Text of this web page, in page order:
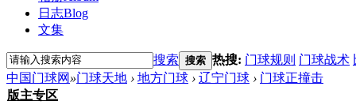
日志Blog
文集
搜索 搜索 热搜: 门球规则 门球战术
中国门球网 »门球天地 › 地方门球 › 辽宁门球 › 门球正撞击
版主专区